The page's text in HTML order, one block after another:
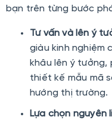
bạn trên từng bước
Tư vấn và lên ý
giàu kinh nghiệm
khâu lên ý
thiết kế mẫu mã
hướng thị trường.
Lựa chọn nguyên